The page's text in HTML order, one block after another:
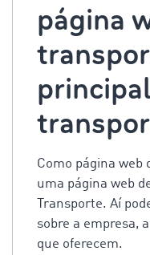
página
Como página
uma página web
Transporte. Aí
sobre a empresa,
que oferecem.